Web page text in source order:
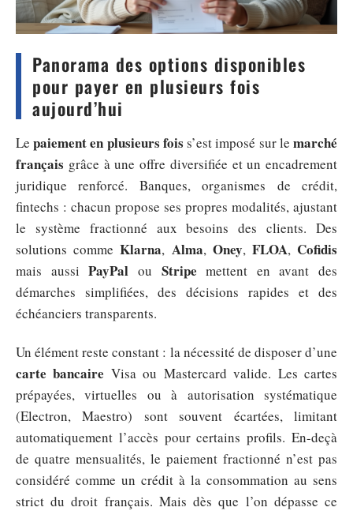
Panorama des options disponibles
pour payer en plusieurs fois
aujourd’hui
Lepaiement en plusieurs fois s’est imposé sur lemarché
français grâce à une offre diversifiée et un encadrement
juridique renforcé. Banques, organismes de crédit,
fintechs : chacun propose ses propres modalités, ajustant
le système fractionné aux besoins des clients. Des
solutions commeKlarna, Alma, Oney, FLOA, Cofidis
mais aussiPayPal ou Stripe mettent en avant des
démarches simplifiées, des décisions rapides et des
échéanciers transparents.
Un élément reste constant : la nécessité de disposer d’une
carte bancaire Visa ou Mastercard valide. Les cartes
prépayées, virtuelles ou à autorisation systématique
(Electron, Maestro) sont souvent écartées, limitant
automatiquement l’accès pour certains profils. En-deçà
de quatre mensualités, le paiement fractionné n’est pas
considéré comme un crédit à la consommation au sens
strict du droit français. Mais dès que l’on dépasse ce